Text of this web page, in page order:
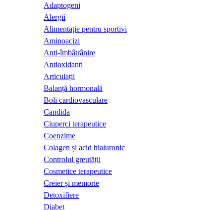
Adaptogeni
Alergii
Alimentație pentru sportivi
Aminoacizi
Anti-îmbâtrânire
Antioxidanți
Articulații
Balanță hormonală
Boli cardiovasculare
Candida
Ciuperci terapeutice
Coenzime
Colagen și acid hialuronic
Controlul greutății
Cosmetice terapeutice
Creier și memorie
Detoxifiere
Diabet